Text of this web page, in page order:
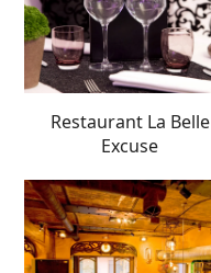
Restaurant La Belle
Excuse